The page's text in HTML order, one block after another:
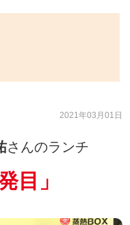
2021年03月01日
さんのランチ
目 」